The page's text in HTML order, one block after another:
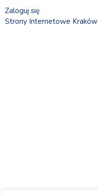
Zaloguj się
Strony Internetowe Kraków